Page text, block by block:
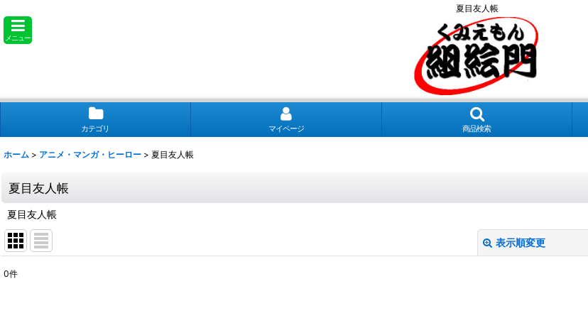
夏目友人帳
メニュー
カテゴリ マイページ 商品検索
ホーム > アニメ・マンガ・ヒーロー > 夏目友人帳
夏目友人帳
夏目友人帳
表示順変更
0件